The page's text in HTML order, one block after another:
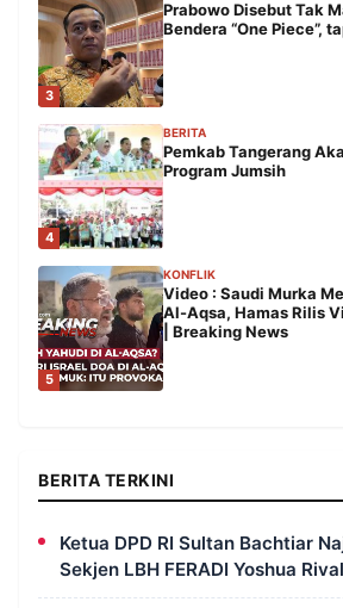
3
Prabowo Disebut Tak
Bendera “One Piece”,
4
BERITA
Pemkab Tangerang
Program Jumsih
5
KONFLIK
Video : Saudi Murka
Al-Aqsa, Hamas Rilis
| Breaking News
BERITA TERKINI
Ketua DPD RI Sultan Bachtiar
Sekjen LBH FERADI Yoshua
Geopolitik dan Supremasi